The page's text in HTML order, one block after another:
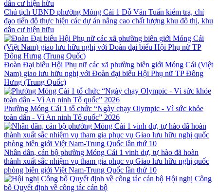
Chủ tịch UBND phường Móng Cái 1 Đỗ Văn Tuấn kiểm tra, chỉ
đạo tiến độ thực hiện các dự án nâng cao chất lượng khu đô thị, khu
dân cư hiện hữu
Đoàn Đại biểu Hội Phụ nữ các xã phường biên giới Móng Cái (Việt
Nam) giao lưu hữu nghị với Đoàn đại biểu Hội Phụ nữ TP Đông
Hưng (Trung Quốc)
Phường Móng Cái 1 tổ chức “Ngày chạy Olympic - Vì sức khỏe
toàn dân - Vì An ninh Tổ quốc” 2026
Nhân dân, cán bộ phường Móng Cái 1 vinh dự, tự hào đã hoàn
thành xuất sắc nhiệm vụ tham gia phục vụ Giao lưu hữu nghị quốc
phòng biên giới Việt Nam-Trung Quốc lần thứ 10
Hội nghị Công
bố Quyết định về công tác cán bộ